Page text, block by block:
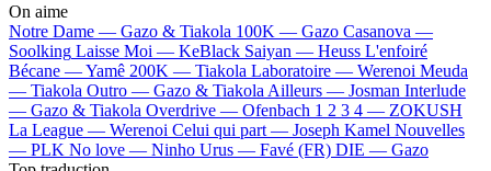
On aime
Notre Dame — Gazo & Tiakola 100K — Gazo Casanova —
Soolking Laisse Moi — KeBlack Saiyan — Heuss L'enfoiré
Bécane —Yamê 200K — Tiakola Laboratoire — Werenoi Meuda
— Tiakola Outro — Gazo & Tiakola Ailleurs — Josman Interlude
— Gazo & Tiakola Overdrive — Ofenbach 1 2 3 4 — ZOKUSH
La League — Werenoi Celui qui part — Joseph Kamel Nouvelles
— PLK No love — Ninho Urus — Favé (FR) DIE — Gazo